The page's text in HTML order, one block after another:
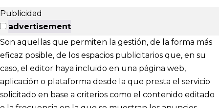
Publicidad
advertisement
Son aquellas que permiten la gestión, de la forma más
eficaz posible, de los espacios publicitarios que, en su
caso, el editor haya incluido en una página web,
aplicación o plataforma desde la que presta el servicio
solicitado en base a criterios como el contenido editado